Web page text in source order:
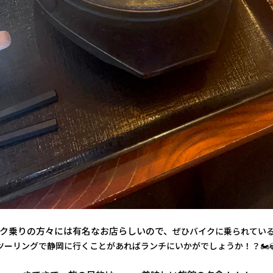
乗りの方々には有名なお店らしいので、 ぜひバイクに乗られてい
ーリングで静岡に行くことがあればランチにいかがでしょうか！？